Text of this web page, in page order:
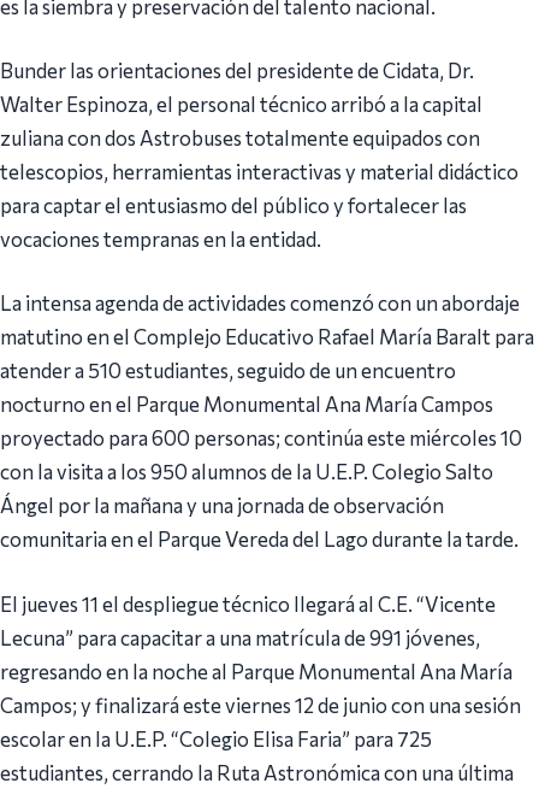
es la siembra y preservación del talento nacional.
Bunder las orientaciones del presidente de Cidata, Dr.
Walter Espinoza, el personal técnico arribó a la capital
zuliana con dos Astrobuses totalmente equipados con
telescopios, herramientas interactivas y material didáctico
para captar el entusiasmo del público y fortalecer las
vocaciones tempranas en la entidad.
La intensa agenda de actividades comenzó con un abordaje
matutino en el Complejo Educativo Rafael María Baralt para
atender a 510 estudiantes, seguido de un encuentro
nocturno en el Parque Monumental Ana María Campos
proyectado para 600 personas; continúa este miércoles 10
con la visita a los 950 alumnos de la U.E.P. Colegio Salto
Ángel por la mañana y una jornada de observación
comunitaria en el Parque Vereda del Lago durante la tarde.
El jueves 11 el despliegue técnico llegará al C.E. “Vicente
Lecuna” para capacitar a una matrícula de 991 jóvenes,
regresando en la noche al Parque Monumental Ana María
Campos; y finalizará este viernes 12 de junio con una sesión
escolar en la U.E.P. “Colegio Elisa Faria” para 725
estudiantes, cerrando la Ruta Astronómica con una última